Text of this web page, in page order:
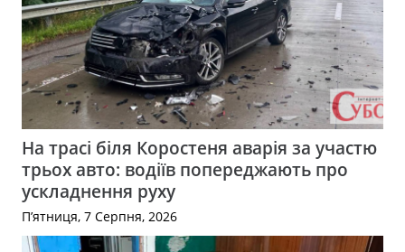
На трасі біля Коростеня аварія за участю
трьох авто: водіїв попереджають про
ускладнення руху
П’ятниця, 7 Серпня, 2026